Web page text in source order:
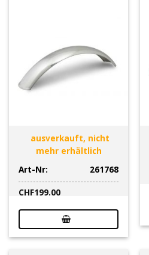
ausverkauft, nicht
mehr erhältlich
Art-Nr:
261768
CHF199.00